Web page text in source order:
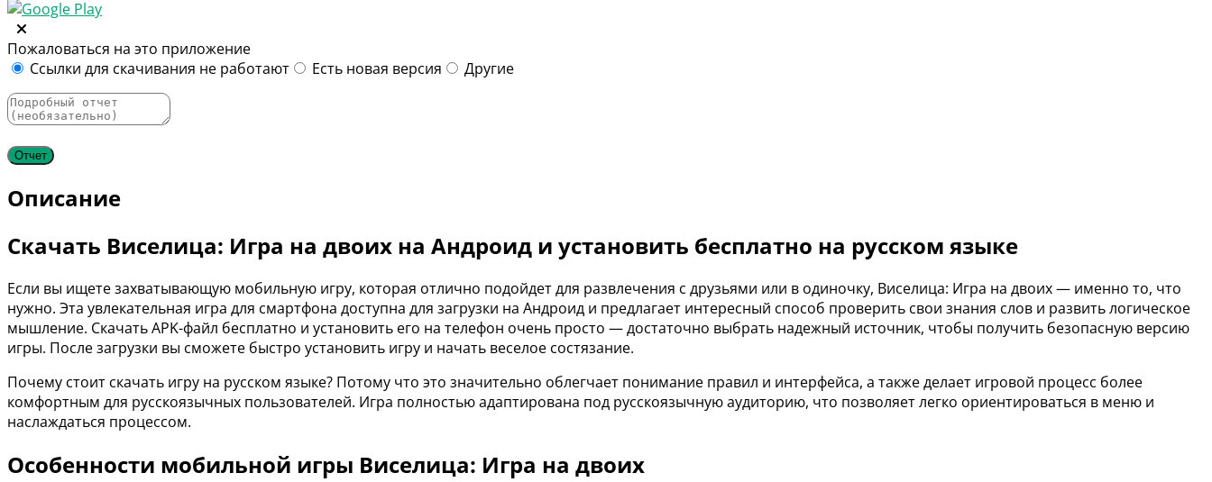
Пожаловаться на это приложение
Ссылки для скачивания не работают
Есть новая версия Другие
Описание
Скачать Виселица: Игра на двоих на Андроид и установить бесплатно на русском языке
Если вы ищете захватывающую мобильную игру, которая отлично подойдет для развлечения с друзьями или в одиночку, Виселица: Игра на двоих — именно то, что
нужно. Эта увлекательная игра для смартфона доступна для загрузки на Андроид и предлагает интересный способ проверить свои знания слов и развить логическое
мышление. Скачать APK-файл бесплатно и установить его на телефон очень просто — достаточно выбрать надежный источник, чтобы получить безопасную версию
игры. После загрузки вы сможете быстро установить игру и начать веселое состязание.
Почему стоит скачать игру на русском языке? Потому что это значительно облегчает понимание правил и интерфейса, а также делает игровой процесс более
комфортным для русскоязычных пользователей. Игра полностью адаптирована под русскоязычную аудиторию, что позволяет легко ориентироваться в меню и
наслаждаться процессом.
Особенности мобильной игры Виселица: Игра на двоих